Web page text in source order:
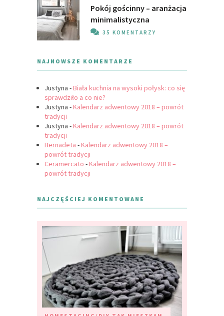
Pokój gościnny – aranżacja
minimalistyczna
35 KOMENTARZY
NAJNOWSZE KOMENTARZE
Justyna -Biała kuchnia na wysoki połysk: co się
sprawdziło a co nie?
Justyna -Kalendarz adwentowy 2018 – powrót
tradycji
Justyna -Kalendarz adwentowy 2018 – powrót
tradycji
Bernadeta -Kalendarz adwentowy 2018 –
powrót tradycji
Ceramercato -Kalendarz adwentowy 2018 –
powrót tradycji
NAJCZĘŚCIEJ KOMENTOWANE